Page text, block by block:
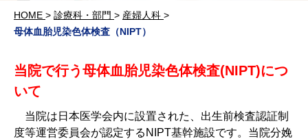
HOME > 診療科・部門 > 産婦人科 >
母体血胎児染色体検査（NIPT）
当院で行う母体血胎児染色体検査(NIPT)につ
いて
当院は日本医学会内に設置された、出生前検査認証制
度等運営委員会が認定するNIPT基幹施設です。当院分娩